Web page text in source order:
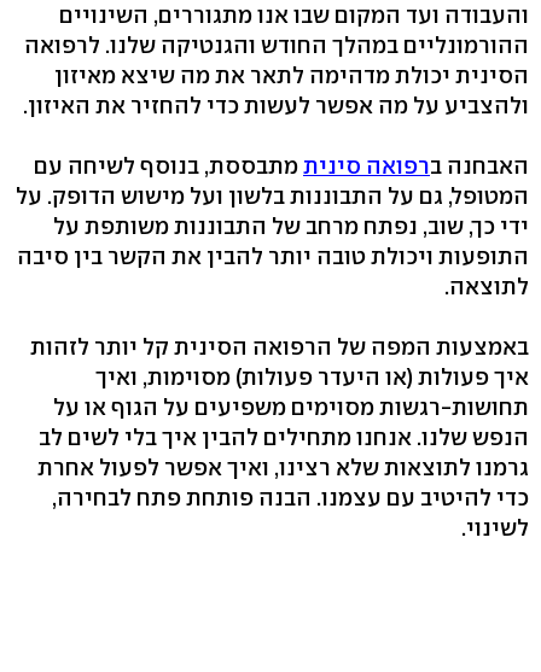
והעבודה ועד המקום שבו אנו מתגוררים, השינויים
ההורמונליים במהלך החודש והגנטיקה שלנו. לרפואה
הסינית יכולת מדהימה לתאר את מה שיצא מאיזון
ולהצביע על מה אפשר לעשות כדי להחזיר את האיזון.
האבחנה ברפואה סיניתמתבססת, בנוסף לשיחה עם
המטופל, גם על התבוננות בלשון ועל מישוש הדופק. על
ידי כך, שוב, נפתח מרחב של התבוננות משותפת על
התופעות ויכולת טובה יותר להבין את הקשר בין סיבה
לתוצאה.
באמצעות המפה של הרפואה הסינית קל יותר לזהות
איך פעולות (או היעדר פעולות) מסוימות, ואיך
תחושות-רגשות מסוימים משפיעים על הגוף או על
הנפש שלנו. אנחנו מתחילים להבין איך בלי לשים לב
גרמנו לתוצאות שלא רצינו, ואיך אפשר לפעול אחרת
כדי להיטיב עם עצמנו. הבנה פותחת פתח לבחירה,
לשינוי.